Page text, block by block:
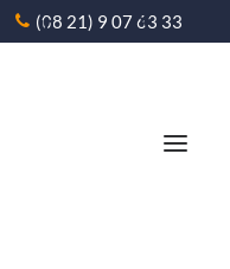
(08 21) 9 07 63 33